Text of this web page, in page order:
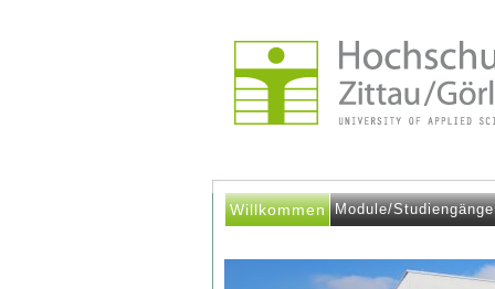
Willkommen Module/Studiengänge